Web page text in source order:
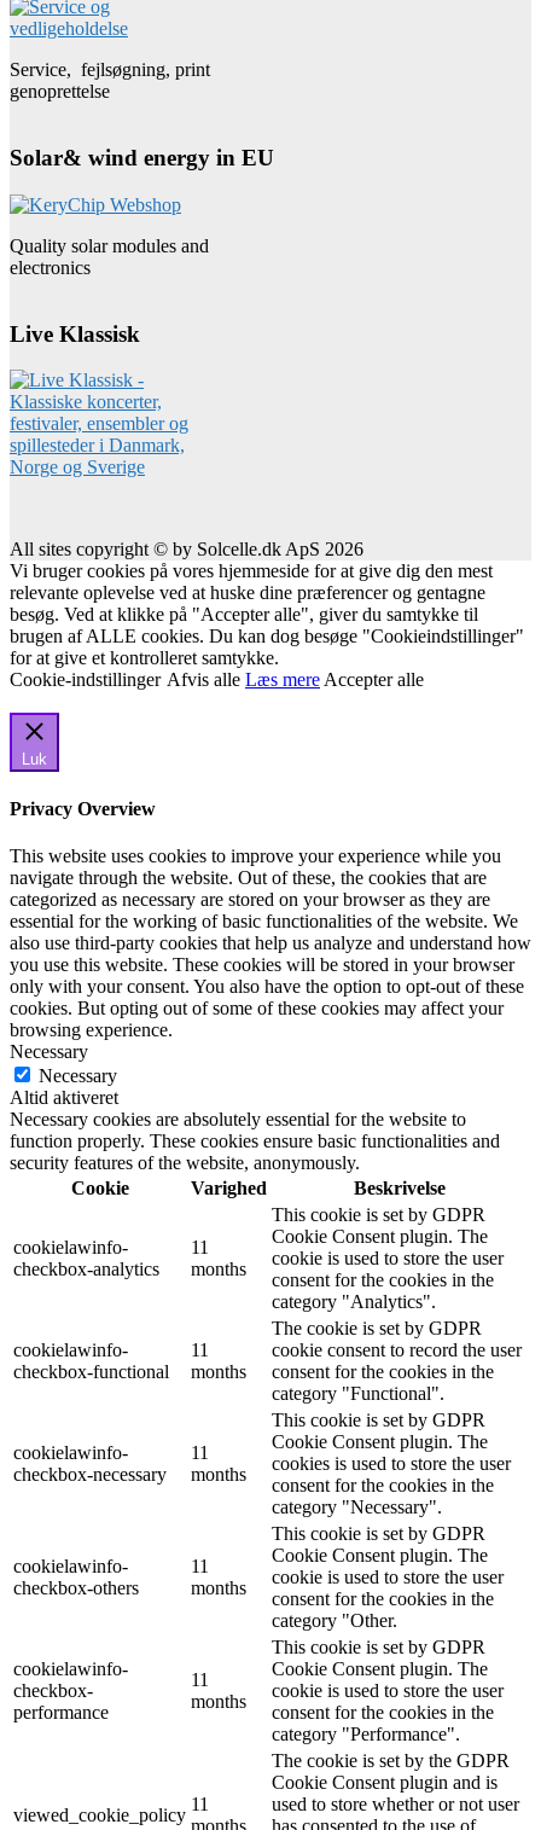
Service, fejlsøgning, print
genoprettelse
Solar& wind energy in EU
Quality solar modules and
electronics
Live Klassisk
All sites copyright © by Solcelle.dk ApS 2026
Vi bruger cookies på vores hjemmeside for at give dig den mest
relevante oplevelse ved at huske dine præferencer og gentagne
besøg. Ved at klikke på "Accepter alle", giver du samtykke til
brugen af ALLE cookies. Du kan dog besøge "Cookieindstillinger"
for at give et kontrolleret samtykke.
Cookie-indstillinger Afvis alle Læs mere Accepter alle
Luk
Privacy Overview
This website uses cookies to improve your experience while you
navigate through the website. Out of these, the cookies that are
categorized as necessary are stored on your browser as they are
essential for the working of basic functionalities of the website. We
also use third-party cookies that help us analyze and understand how
you use this website. These cookies will be stored in your browser
only with your consent. You also have the option to opt-out of these
cookies. But opting out of some of these cookies may affect your
browsing experience.
Necessary
Necessary
Altid aktiveret
Necessary cookies are absolutely essential for the website to
function properly. These cookies ensure basic functionalities and
security features of the website, anonymously.
Cookie
Varighed Beskrivelse
cookielawinfo-
checkbox-analytics
11
months
This cookie is set by GDPR
Cookie Consent plugin. The
cookie is used to store the user
consent for the cookies in the
category "Analytics".
cookielawinfo-
checkbox-functional
11
months
The cookie is set by GDPR
cookie consent to record the user
consent for the cookies in the
category "Functional".
cookielawinfo-
checkbox-necessary
11
months
This cookie is set by GDPR
Cookie Consent plugin. The
cookies is used to store the user
consent for the cookies in the
category "Necessary".
cookielawinfo-
checkbox-others
11
months
This cookie is set by GDPR
Cookie Consent plugin. The
cookie is used to store the user
consent for the cookies in the
category "Other.
cookielawinfo-
checkbox-
performance
11
months
This cookie is set by GDPR
Cookie Consent plugin. The
cookie is used to store the user
consent for the cookies in the
category "Performance".
viewed_cookie_policy
11
months
The cookie is set by the GDPR
Cookie Consent plugin and is
used to store whether or not user
has consented to the use of